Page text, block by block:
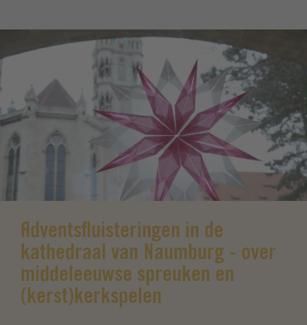
Adventsfluisteringen in de
kathedraal van Naumburg - over
middeleeuwse spreuken en
(kerst)kerkspelen